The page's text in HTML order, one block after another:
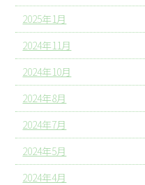
2025年1月
2024年11月
2024年10月
2024年8月
2024年7月
2024年5月
2024年4月